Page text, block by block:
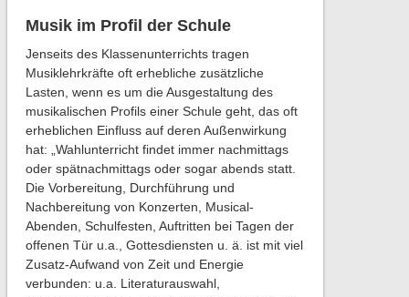
Musik im Profil der Schule
Jenseits des Klassenunterrichts tragen
Musiklehrkräfte oft erhebliche zusätzliche
Lasten, wenn es um die Ausgestaltung des
musikalischen Profils einer Schule geht, das oft
erheblichen Einfluss auf deren Außenwirkung
hat: „Wahlunterricht findet immer nachmittags
oder spätnachmittags oder sogar abends statt.
Die Vorbereitung, Durchführung und
Nachbereitung von Konzerten, Musical-
Abenden, Schulfesten, Auftritten bei Tagen der
offenen Tür u.a., Gottesdiensten u. ä. ist mit viel
Zusatz-Aufwand von Zeit und Energie
verbunden: u.a. Literaturauswahl,